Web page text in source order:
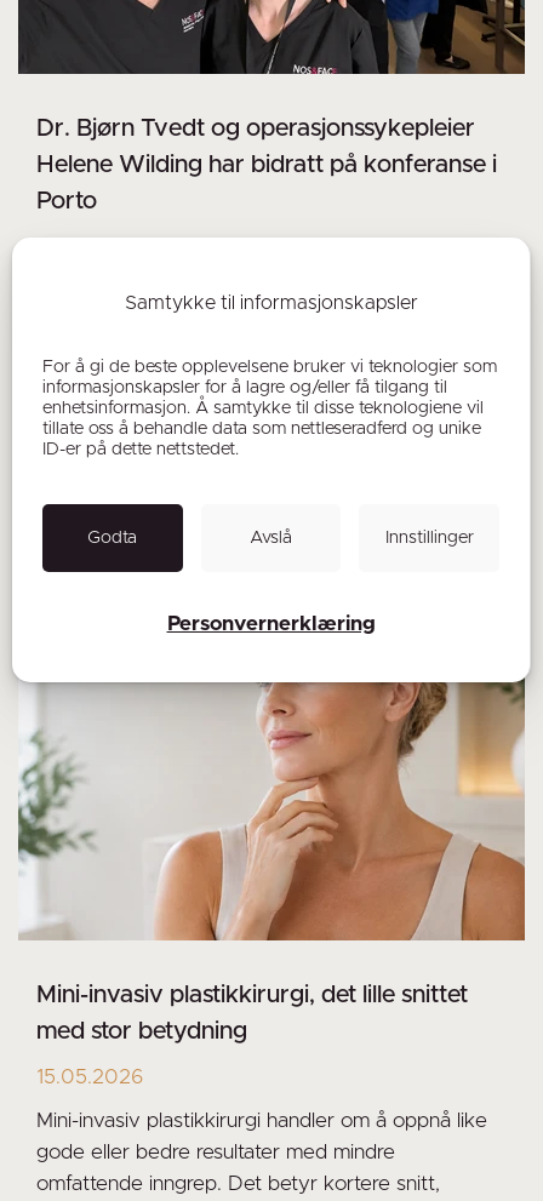
Dr. Bjørn Tvedt og operasjonssykepleier
Helene Wilding har bidratt på konferanse i
Porto
Vi er stolte over at vår erfarne kirurg dr. Bjørn
Helene Wilding har vært invitert til å bidra med sin
kompetanse på ansiktskirurgi på konferansen
NOS&FAC26 i Porto .
Mini-invasiv plastikkirurgi, det lille snittet
med stor betydning
15.05.2026
Mini-invasiv plastikkirurgi handler om å oppnå like
gode eller bedre resultater med mindre
omfattende inngrep. Det betyr kortere snitt,
Samtykke til informasjonskapsler
For å gi de beste opplevelsene bruker vi teknologier som
informasjonskapsler for å lagre og/eller få tilgang til
enhetsinformasjon. Å samtykke til disse teknologiene vil
tillate oss å behandle data som nettleseradferd og unike
ID-er på dette nettstedet.
Godta Avslå Innstillinger
Personvernerklæring